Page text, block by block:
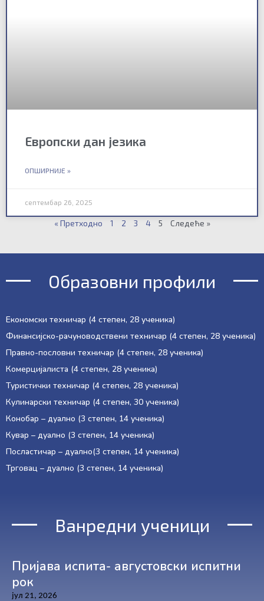
Европски дан језика
ОПШИРНИЈЕ »
септембар 26, 2025
« Претходно 1 2 3 4 5 Следеће »
Образовни профили
Економски техничар (4 степен, 28 ученика)
Финансијско-рачуноводствени техничар (4 степен, 28 ученика)
Правно-пословни техничар (4 степен, 28 ученика)
Комерцијалиста (4 степен, 28 ученика)
Туристички техничар (4 степен, 28 ученика)
Кулинарски техничар (4 степен, 30 ученика)
Конобар – дуално (3 степен, 14 ученика)
Кувар – дуално (3 степен, 14 ученика)
Посластичар – дуално(3 степен, 14 ученика)
Трговац – дуално (3 степен, 14 ученика)
Ванредни ученици
Пријава испита- августовски испитни
рок
јул 21, 2026